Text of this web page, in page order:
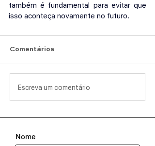
também é fundamental para evitar que
isso aconteça novamente no futuro.
Comentários
Escreva um comentário
Nome